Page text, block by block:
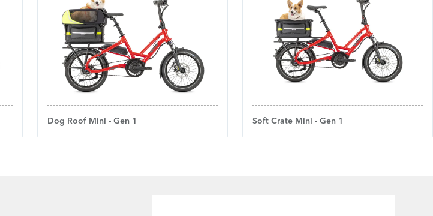
Dog Roof Mini - Gen 1 Soft Crate Mini - Gen 1